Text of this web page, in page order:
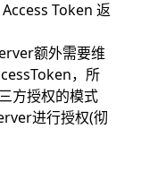
Token 返
额外需要维
，所
方授权的模式
进行授权(彻